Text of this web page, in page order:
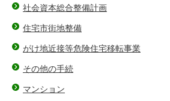
社会資本総合整備計画
住宅市街地整備
がけ地近接等危険住宅移転事業
その他の手続
マンション